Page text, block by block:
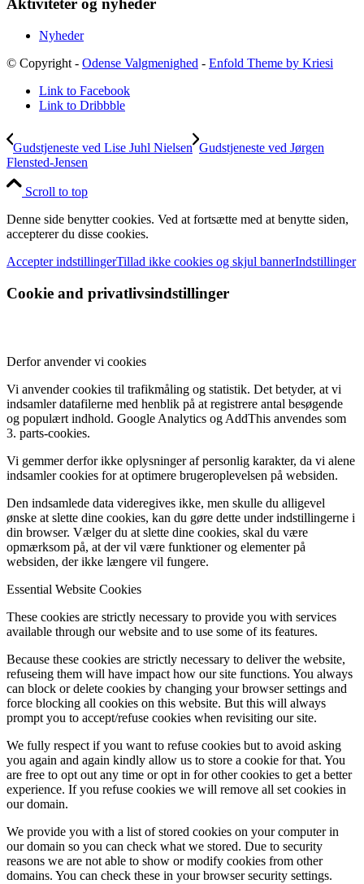
Aktiviteter og nyheder
Nyheder
© Copyright - Odense Valgmenighed - Enfold Theme by Kriesi
Link to Facebook
Link to Dribbble
Gudstjeneste ved Lise Juhl Nielsen Gudstjeneste ved Jørgen
Flensted-Jensen
Scroll to top
Denne side benytter cookies. Ved at fortsætte med at benytte siden,
accepterer du disse cookies.
Accepter indstillingerTillad ikke cookies og skjul bannerIndstillinger
Cookie and privatlivsindstillinger
Derfor anvender vi cookies
Vi anvender cookies til trafikmåling og statistik. Det betyder, at vi
indsamler datafilerne med henblik på at registrere antal besøgende
og populært indhold. Google Analytics og AddThis anvendes som
3. parts-cookies.
Vi gemmer derfor ikke oplysninger af personlig karakter, da vi alene
indsamler cookies for at optimere brugeroplevelsen på websiden.
Den indsamlede data videregives ikke, men skulle du alligevel
ønske at slette dine cookies, kan du gøre dette under indstillingerne i
din browser. Vælger du at slette dine cookies, skal du være
opmærksom på, at der vil være funktioner og elementer på
websiden, der ikke længere vil fungere.
Essential Website Cookies
These cookies are strictly necessary to provide you with services
available through our website and to use some of its features.
Because these cookies are strictly necessary to deliver the website,
refuseing them will have impact how our site functions. You always
can block or delete cookies by changing your browser settings and
force blocking all cookies on this website. But this will always
prompt you to accept/refuse cookies when revisiting our site.
We fully respect if you want to refuse cookies but to avoid asking
you again and again kindly allow us to store a cookie for that. You
are free to opt out any time or opt in for other cookies to get a better
experience. If you refuse cookies we will remove all set cookies in
our domain.
We provide you with a list of stored cookies on your computer in
our domain so you can check what we stored. Due to security
reasons we are not able to show or modify cookies from other
domains. You can check these in your browser security settings.